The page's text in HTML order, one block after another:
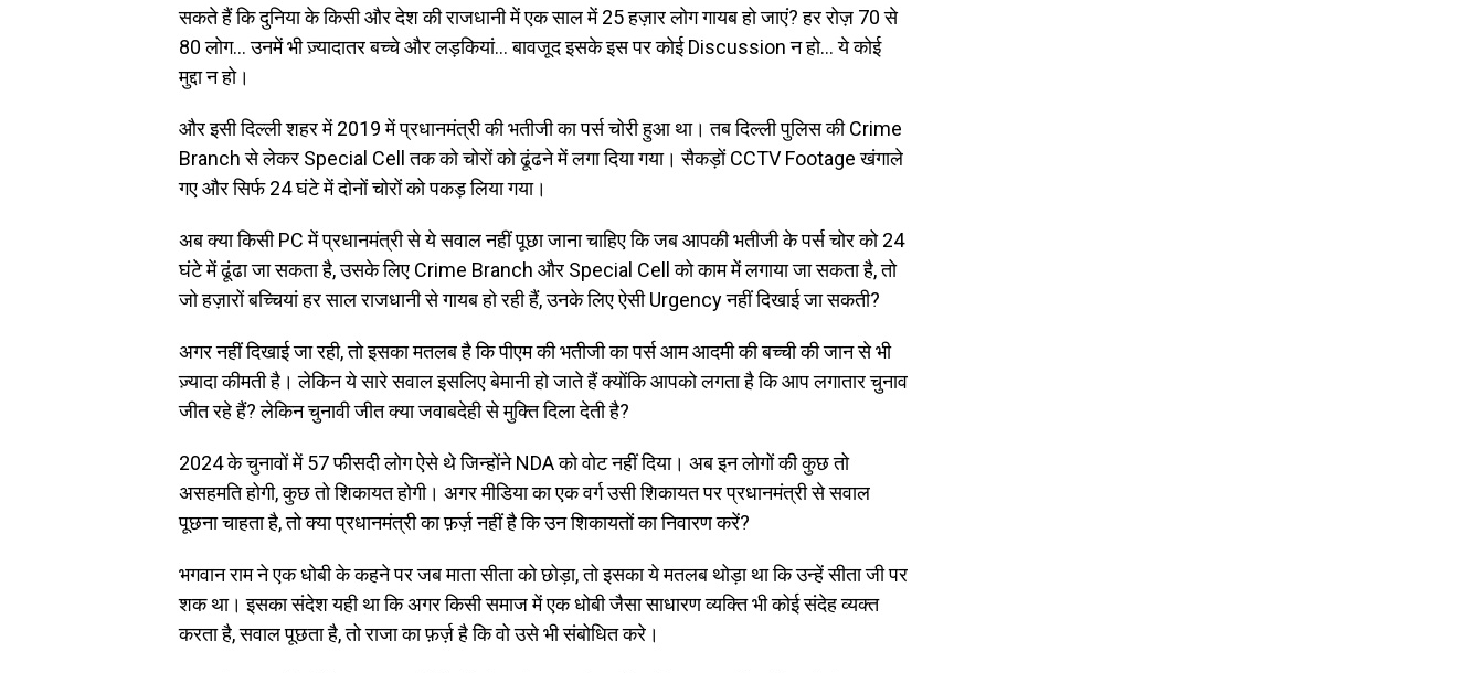
सकते हैं कि दुनिया के किसी और देश की राजधानी में एक साल में 25 हज़ार लोग गायब हो जाएं? हर रोज़ 70 से
80 लोग… उनमें भी ज़्यादातर बच्चे और लड़कियां… बावजूद इसके इस पर कोई Discussion न हो… ये कोई
मुद्दा न हो।
और इसी दिल्ली शहर में 2019 में प्रधानमंत्री की भतीजी का पर्स चोरी हुआ था। तब दिल्ली पुलिस की Crime
Branch से लेकर Special Cell तक को चोरों को ढूंढने में लगा दिया गया। सैकड़ों CCTV Footage खंगाले
गए और सिर्फ 24 घंटे में दोनों चोरों को पकड़ लिया गया।
अब क्या किसी PC में प्रधानमंत्री से ये सवाल नहीं पूछा जाना चाहिए कि जब आपकी भतीजी के पर्स चोर को 24
घंटे में ढूंढा जा सकता है, उसके लिए Crime Branch और Special Cell को काम में लगाया जा सकता है, तो
जो हज़ारों बच्चियां हर साल राजधानी से गायब हो रही हैं, उनके लिए ऐसी Urgency नहीं दिखाई जा सकती?
अगर नहीं दिखाई जा रही, तो इसका मतलब है कि पीएम की भतीजी का पर्स आम आदमी की बच्ची की जान से भी
ज़्यादा कीमती है। लेकिन ये सारे सवाल इसलिए बेमानी हो जाते हैं क्योंकि आपको लगता है कि आप लगातार चुनाव
जीत रहे हैं? लेकिन चुनावी जीत क्या जवाबदेही से मुक्ति दिला देती है?
2024 के चुनावों में 57 फीसदी लोग ऐसे थे जिन्होंने NDA को वोट नहीं दिया। अब इन लोगों की कुछ तो
असहमति होगी, कुछ तो शिकायत होगी। अगर मीडिया का एक वर्ग उसी शिकायत पर प्रधानमंत्री से सवाल
पूछना चाहता है, तो क्या प्रधानमंत्री का फ़र्ज़ नहीं है कि उन शिकायतों का निवारण करें?
भगवान राम ने एक धोबी के कहने पर जब माता सीता को छोड़ा, तो इसका ये मतलब थोड़ा था कि उन्हें सीता जी पर
शक था। इसका संदेश यही था कि अगर किसी समाज में एक धोबी जैसा साधारण व्यक्ति भी कोई संदेह व्यक्त
करता है, सवाल पूछता है, तो राजा का फ़र्ज़ है कि वो उसे भी संबोधित करे।